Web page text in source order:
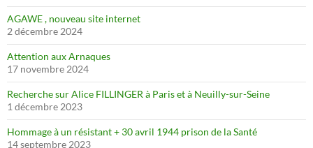
AGAWE , nouveau site internet
2 décembre 2024
Attention aux Arnaques
17 novembre 2024
Recherche sur Alice FILLINGER à Paris et à Neuilly-sur-Seine
1 décembre 2023
Hommage à un résistant + 30 avril 1944 prison de la Santé
14 septembre 2023